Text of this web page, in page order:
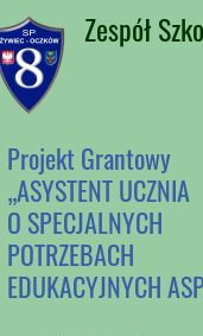
Zespół
Projekt Grantowy
„ASYSTENT UCZNIA
O SPECJALNYCH
POTRZEBACH
EDUKACYJNYCH